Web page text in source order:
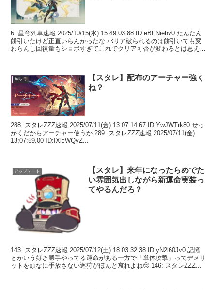
6: 星穹列車速報 2025/10/15(水) 15:49:03.88 ID:eBFNiehv0 たんたん
餅引いたけど正直いらんかったな バリア破られるのは餅引いても変
わらんし回復量もショボすぎてこれでクリア可否が変わるとは思えん
キャラ
【スタレ】配布のアーチャー強く
ね？
288: スタレZZZ速報 2025/07/11(金) 13:07:14.67 ID:YwJWTrk80 せっ
かくだからアーチャー使うか 289: スタレZZZ速報 2025/07/11(金)
13:07:59.00 ID:IXlcWQyZ...
アップデート
【スタレ】来年になったらめでた
い雰囲気出しながら新運命実装っ
てやるんだろ？
143: スタレZZZ速報 2025/07/12(土) 18:03:32.38 ID:yN2l60Jv0 記憶
とかいう好き勝手やってる運命がある一方で「単体攻撃」ってデメリ
ットを頑なに手放さない巡狩がほんと哀れよね🥺 146: スタレZZZ...